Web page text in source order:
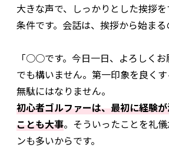
大きな声で、しっかりとした挨拶
条件です。会話は、挨拶から始まる
「○○です。今日一日、よろしく
でも構いません。第一印象を良く
無駄にはなりません。
初心者ゴルファーは、最初に経験
ことも大事。そういったことを礼
ンも多いからです。